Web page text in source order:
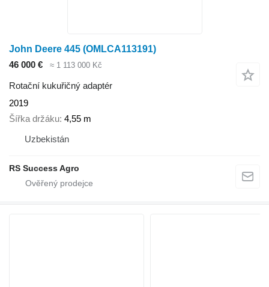
John Deere 445 (OMLCA113191)
46 000 €
≈ 1 113 000 Kč
Rotační kukuřičný adaptér
2019
Šířka držáku 4,55 m
Uzbekistán
RS Success Agro